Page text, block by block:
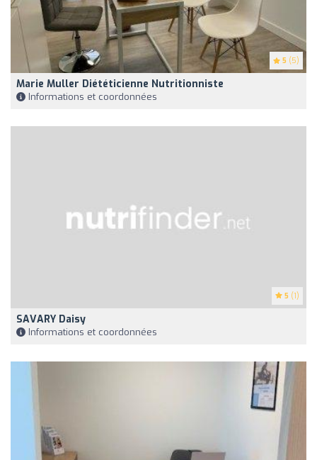
5 (5)
Marie Muller Diététicienne Nutritionniste
Informations et coordonnées
5 (1)
SAVARY Daisy
Informations et coordonnées